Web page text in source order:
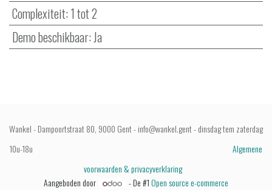
Complexiteit:1 tot 2
Demo beschikbaar:Ja
Wankel - Dampoortstraat 80, 9000 Gent - info@wankel.gent - dinsdag tem zaterdag
10u-18u
Algemene
voorwaarden & privacyverklaring
Aangeboden door
- De #1Open source e-commerce